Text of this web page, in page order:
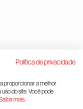
condições de uso
de cookies
Política de privacidade
proporcionar a melhor
do site. Você pode
mais.